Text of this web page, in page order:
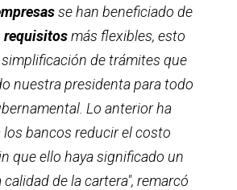
se han beneficiado de
requisitosmás flexibles, esto
de trámites que
nuestra presidenta para todo
Lo anterior ha
bancos reducir el costo
que ello haya significado un
de la cartera", remarcó